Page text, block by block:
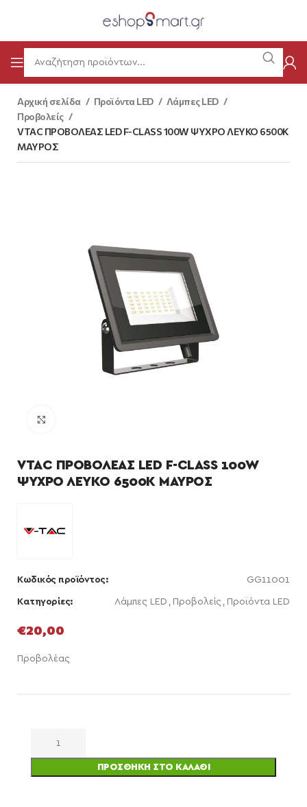
Αρχική σελίδα Προϊόντα LED
Λάμπες LED
Προβολείς
VTAC ΠΡΟΒΟΛΕΑΣ LED F-CLASS 100W ΨΥΧΡΟ ΛΕΥΚΟ 6500K
ΜΑΥΡΟΣ
VTAC ΠΡΟΒΟΛΕΑΣ LED F-CLASS 100W
ΨΥΧΡΟ ΛΕΥΚΟ 6500K ΜΑΥΡΟΣ
Κωδικός προϊόντος: GG11001
Κατηγορίες: Λάμπες LED , Προβολείς , Προϊόντα LED
€20,00
Προβολέας
ΠΡΟΣΘΉΚΗ ΣΤΟ ΚΑΛΆΘΙ